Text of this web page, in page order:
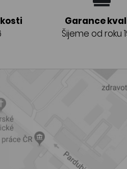
Garance
Šijeme od roku